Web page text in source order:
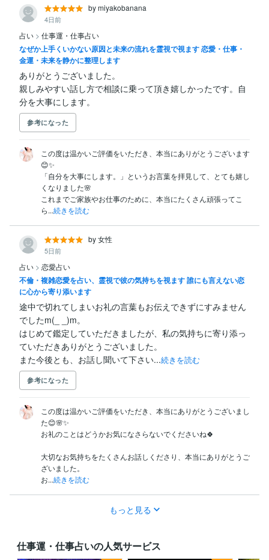
by miyakobanana
4日前
占い > 仕事運・仕事占い
なぜか上手くいかない原因と未来の流れを霊視で視ます 恋愛・仕事・
金運・未来を静かに整理します
ありがとうございました。
親しみやすい話し方で相談に乗って頂き嬉しかったです。自
分を大事にします。
参考になった
この度は温かいご評価をいただき、本当にありがとうございます
😊✨
「自分を大事にします。」というお言葉を拝見して、とても嬉し
くなりました🌸
これまでご家族やお仕事のために、本当にたくさん頑張ってこ
ら...続きを読む
by 女性
5日前
占い > 恋愛占い
不倫・複雑恋愛を占い、霊視で彼の気持ちを視ます 誰にも言えない恋
に心から寄り添います
途中で切れてしまいお礼の言葉もお伝えできずにすみません
でしたm(_ _)m。
はじめて鑑定していただきましたが、私の気持ちに寄り添っ
ていただきありがとうございました。
また今後とも、お話し聞いて下さい...続きを読む
参考になった
この度は温かいご評価をいただき、本当にありがとうございまし
た😊🌸✨
お礼のことはどうかお気になさらないでくださいね🍀
大切なお気持ちをたくさんお話しくださり、本当にありがとうご
ざいました。
お...続きを読む
もっと見る
仕事運・仕事占いの人気サービス